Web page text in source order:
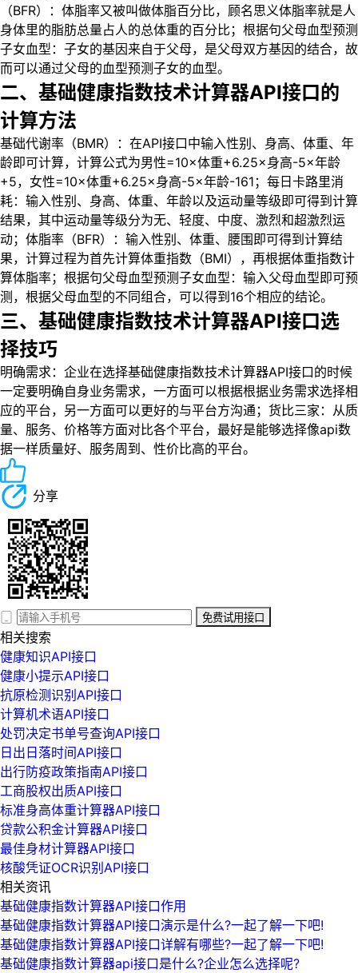
（BFR）：体脂率又被叫做体脂百分比，顾名思义体脂率就是人
身体里的脂肪总量占人的总体重的百分比；根据句父母血型预测
子女血型：子女的基因来自于父母，是父母双方基因的结合，故
而可以通过父母的血型预测子女的血型。
二、基础健康指数技术计算器API接口的
计算方法
基础代谢率（BMR）：在API接口中输入性别、身高、体重、年
龄即可计算，计算公式为男性=10×体重+6.25×身高-5×年龄
+5，女性=10×体重+6.25×身高-5×年龄-161；每日卡路里消
耗：输入性别、身高、体重、年龄以及运动量等级即可得到计算
结果，其中运动量等级分为无、轻度、中度、激烈和超激烈运
动；体脂率（BFR）：输入性别、体重、腰围即可得到计算结
果，计算过程为首先计算体重指数（BMI），再根据体重指数计
算体脂率；根据句父母血型预测子女血型：输入父母血型即可预
测，根据父母血型的不同组合，可以得到16个相应的结论。
三、基础健康指数技术计算器API接口选
择技巧
明确需求：企业在选择基础健康指数技术计算器API接口的时候
一定要明确自身业务需求，一方面可以根据根据业务需求选择相
应的平台，另一方面可以更好的与平台方沟通；货比三家：从质
量、服务、价格等方面对比各个平台，最好是能够选择像api数
据一样质量好、服务周到、性价比高的平台。
分享
免费试用接口
相关搜索
健康知识API接口
健康小提示API接口
抗原检测识别API接口
计算机术语API接口
处罚决定书单号查询API接口
日出日落时间API接口
出行防疫政策指南API接口
工商股权出质API接口
标准身高体重计算器API接口
贷款公积金计算器API接口
最佳身材计算器API接口
核酸凭证OCR识别API接口
相关资讯
基础健康指数计算器API接口作用
基础健康指数计算器API接口演示是什么?一起了解一下吧!
基础健康指数计算器API接口详解有哪些?一起了解一下吧!
基础健康指数计算器api接口是什么?企业怎么选择呢?